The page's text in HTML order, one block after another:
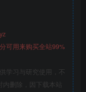
可用来购买全站99%
学习与研究使用，不
删除，因下载本站